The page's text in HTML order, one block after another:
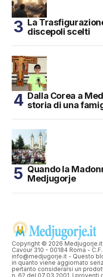
La
discepoli scelti
Dalla Corea a
storia di una
Quando la
Medjugorje
Copyright © 2026
Cavour 310 - 00184 Roma -
info@medjugorje.it - Questo
in quanto viene aggiornato
pertanto considerarsi un
n. 62 del 07.03.2001. I